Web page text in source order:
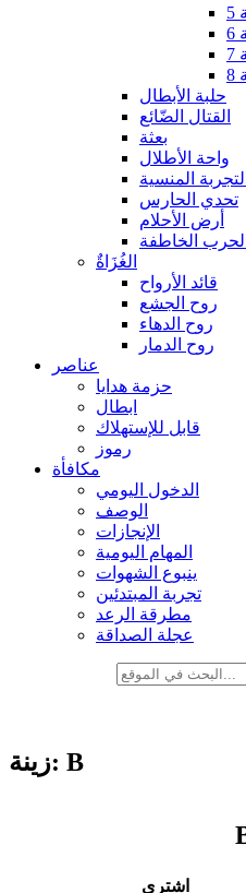
حلبة الأبطال
القتال الضّائع
بعثة
واحة الأطلال
التجربة المنسية
تحدي الحارس
أرض الأحلام
الحرب الخاطفة
الغُزَاةٌ
قائد الأرواح
روح الجشع
روح الدهاء
روح الدمار
عناصر
حزمة هدايا
ابطال
قابل للإستهلاك
رموز
مكافأة
الدخول اليومي
الوصف
الإنجازات
المهام اليومية
ينبوع الشهوات
تجربة المبتدئين
مطرقة الرعد
عجلة الصداقة
زينة: B
اشتري